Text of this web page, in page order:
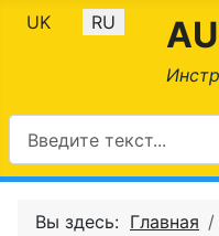
Выберите язык
UK RU
Вы здесь: Главная